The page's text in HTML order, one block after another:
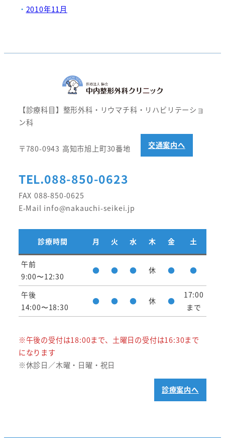
2010年11月
【診療科目】整形外科・リウマチ科・リハビリテーショ
ン科
〒780-0943 高知市旭上町30番地 交通案内へ
TEL.088-850-0623
FAX 088-850-0625
E-Mail info@nakauchi-seikei.jp
診療時間 月 火 水 木 金 土
午前
9:00〜12:30
● ● ● 休 ● ●
午後
14:00〜18:30
● ● ● 休 ●
17:00
まで
※午後の受付は18:00まで、土曜日の受付は16:30まで
になります
※休診日／木曜・日曜・祝日
診療案内へ